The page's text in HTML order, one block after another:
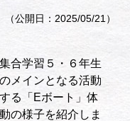
（公開日：2025/05/21）
合学習５・６年生
メインとなる活動
る「Eボート」体
の様子を紹介しま